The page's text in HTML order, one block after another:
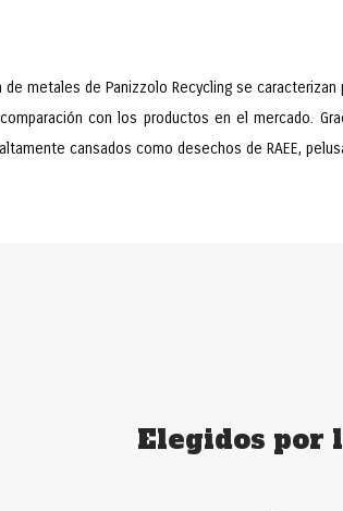
metales de Panizzolo Recycling se
con los productos en el mercado.
cansados como desechos de RAEE,
Elegidos por